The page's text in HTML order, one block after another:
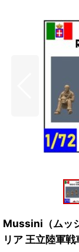
Mussini（ムッ
リア 王立陸軍